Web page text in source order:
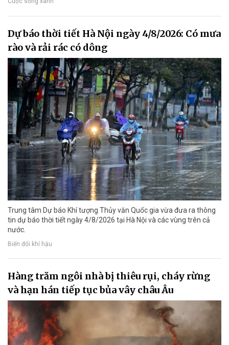
Dự báo thời tiết Hà Nội ngày 4/8/2026: Có mưa
rào và rải rác có dông
Trung tâm Dự báo Khí tượng Thủy văn Quốc gia vừa đưa ra thông
tin dự báo thời tiết ngày 4/8/2026 tại Hà Nội và các vùng trên cả
nước.
Biến đổi khí hậu
Hàng trăm ngôi nhà bị thiêu rụi, cháy rừng
và hạn hán tiếp tục bủa vây châu Âu